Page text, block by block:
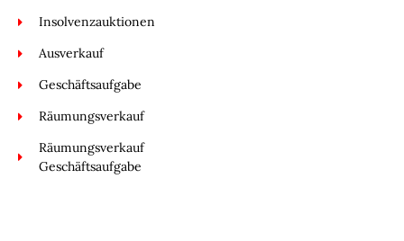
Insolvenzauktionen
Ausverkauf
Geschäftsaufgabe
Räumungsverkauf
Räumungsverkauf
Geschäftsaufgabe